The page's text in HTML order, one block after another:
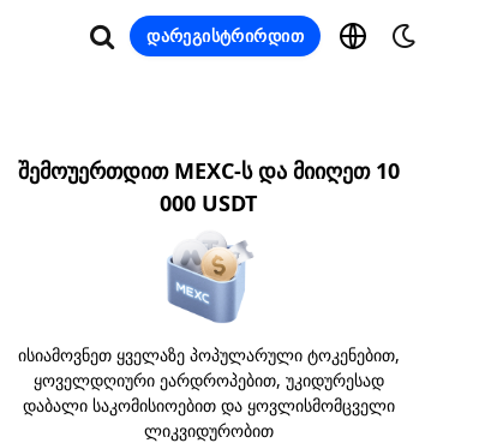
დარეგისტრირდით
შემოუერთდით MEXC-ს და მიიღეთ 10
000 USDT
ისიამოვნეთ ყველაზე პოპულარული ტოკენებით,
ყოველდღიური ეარდროპებით, უკიდურესად
დაბალი საკომისიოებით და ყოვლისმომცველი
ლიკვიდურობით